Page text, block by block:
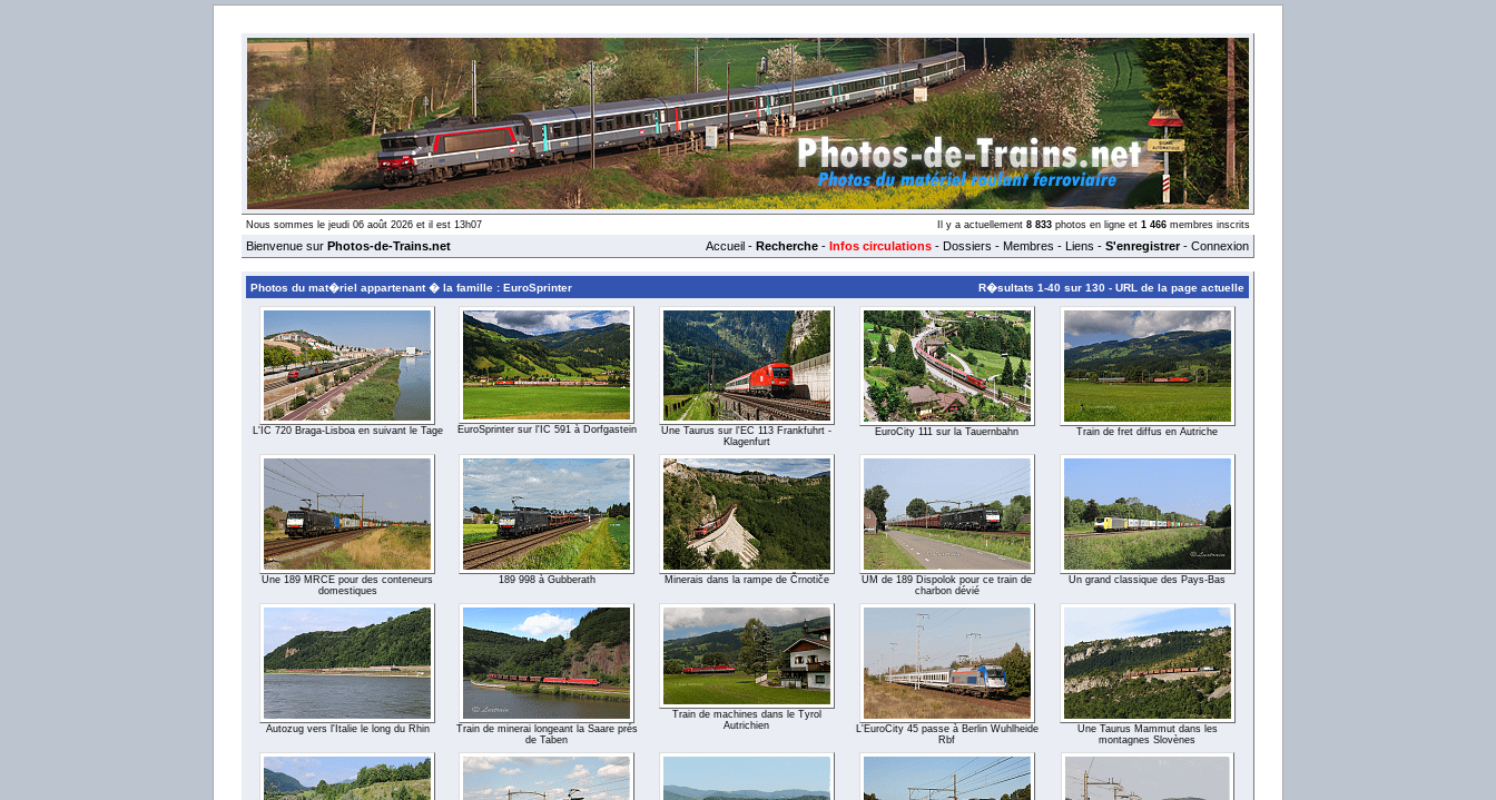
Nous sommes le jeudi 06 août 2026 et il est 13h07 Il y a actuellement 8 833 photos en ligne et 1 466 membres inscrits
Bienvenue sur Photos-de-Trains.net Accueil - Recherche - Infos circulations - Dossiers - Membres - Liens - S'enregistrer- Connexion
Photos du mat�riel appartenant � la famille : EuroSprinter R�sultats 1-40 sur 130 - URL de la page actuelle
L'IC 720 Braga-Lisboa en suivant le Tage EuroSprinter sur l'IC 591 à Dorfgastein
Une Taurus sur l'EC 113 Frankfuhrt -
Klagenfurt
EuroCity 111 sur la Tauernbahn Train de fret diffus en Autriche
Une 189 MRCE pour des conteneurs
domestiques
189 998 à Gubberath Minerais dans la rampe de Črnotiče
UM de 189 Dispolok pour ce train de
charbon dévié
Un grand classique des Pays-Bas
Autozug vers l'Italie le long du Rhin
Train de minerai longeant la Saare prés
de Taben
Train de machines dans le Tyrol
Autrichien
L'EuroCity 45 passe à Berlin Wuhlheide
Rbf
Une Taurus Mammut dans les
montagnes Slovènes